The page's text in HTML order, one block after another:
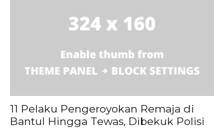
11 Pelaku Pengeroyokan Remaja di
Bantul Hingga Tewas, Dibekuk Polisi